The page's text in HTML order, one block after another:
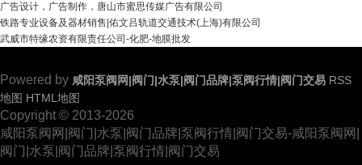
广告设计，广告制作，唐山市蜜思传媒广告有限公司
铁路专业设备及器材销售|佑文吕轨道交通技术(上海)有限公司
武威市特缘农资有限责任公司-化肥-地膜批发
Powered by 咸阳泵阀网|阀门|水泵|阀门品牌|泵阀行情|阀门交易 RSS
地图 HTML地图
Copyright © 2013-2026
咸阳泵阀网|阀门|水泵|阀门品牌|泵阀行情|阀门交易-咸阳泵阀网|
阀门|水泵|阀门品牌|泵阀行情|阀门交易